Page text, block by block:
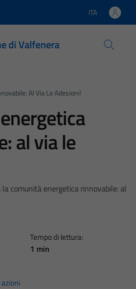
Lingua attiva:
ITA
di Valfenera
Al Via Le Adesioni!
al via le
comunità energetica rinnovabile: al
Tempo di lettura:
1 min